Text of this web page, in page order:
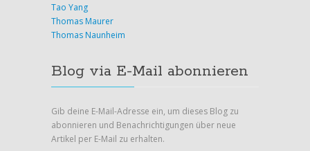
Tao Yang
Thomas Maurer
Thomas Naunheim
Blog via E-Mail abonnieren
Gib deine E-Mail-Adresse ein, um dieses Blog zu
abonnieren und Benachrichtigungen über neue
Artikel per E-Mail zu erhalten.